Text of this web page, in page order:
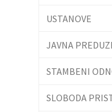
USTANOVE
JAVNA
STAMBENI
SLOBODA